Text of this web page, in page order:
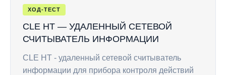
ХОД-ТЕСТ
CLE HT — УДАЛЕННЫЙ СЕТЕВОЙ
СЧИТЫВАТЕЛЬ ИНФОРМАЦИИ
CLE HT - удаленный сетевой считыватель
информации для прибора контроля действий